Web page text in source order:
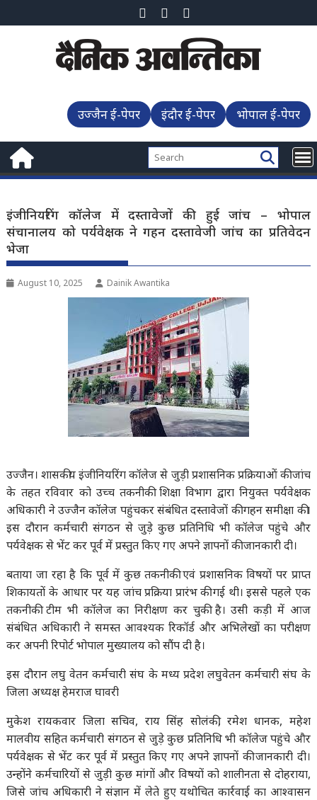
to
उज्जैन ई-पेपर इंदौर ई-पेपर भोपाल ई-पेपर
इंजीनियरिंग कॉलेज में दस्तावेजों की हुई जांच – भोपाल
संचानालय को पर्यवेक्षक ने गहन दस्तावेजी जांच का प्रतिवेदन
भेजा
August 10, 2025 Dainik Awantika
उज्जैन। शासकीय इंजीनियरिंग कॉलेज से जुड़ी प्रशासनिक प्रक्रियाओं की जांच
के तहत रविवार को उच्च तकनीकी शिक्षा विभाग द्वारा नियुक्त पर्यवेक्षक
अधिकारी ने उज्जैन कॉलेज पहुंचकर संबंधित दस्तावेजों की गहन समीक्षा की।
इस दौरान कर्मचारी संगठन से जुड़े कुछ प्रतिनिधि भी कॉलेज पहुंचे और
पर्यवेक्षक से भेंट कर पूर्व में प्रस्तुत किए गए अपने ज्ञापनों की जानकारी दी।
बताया जा रहा है कि पूर्व में कुछ तकनीकी एवं प्रशासनिक विषयों पर प्राप्त
शिकायतों के आधार पर यह जांच प्रक्रिया प्रारंभ की गई थी। इससे पहले एक
तकनीकी टीम भी कॉलेज का निरीक्षण कर चुकी है। उसी कड़ी में आज
संबंधित अधिकारी ने समस्त आवश्यक रिकॉर्ड और अभिलेखों का परीक्षण
कर अपनी रिपोर्ट भोपाल मुख्यालय को सौंप दी है।
इस दौरान लघु वेतन कर्मचारी संघ के मध्य प्रदेश लघुवेतन कर्मचारी संघ के
जिला अध्यक्ष हेमराज घावरी
मुकेश रायकवार जिला सचिव, राय सिंह सोलंकी, रमेश धानक, महेश
मालवीय सहित कर्मचारी संगठन से जुड़े कुछ प्रतिनिधि भी कॉलेज पहुंचे और
पर्यवेक्षक से भेंट कर पूर्व में प्रस्तुत किए गए अपने ज्ञापनों की जानकारी दी।
उन्होंने कर्मचारियों से जुड़ी कुछ मांगों और विषयों को शालीनता से दोहराया,
जिसे जांच अधिकारी ने संज्ञान में लेते हुए यथोचित कार्रवाई का आश्वासन